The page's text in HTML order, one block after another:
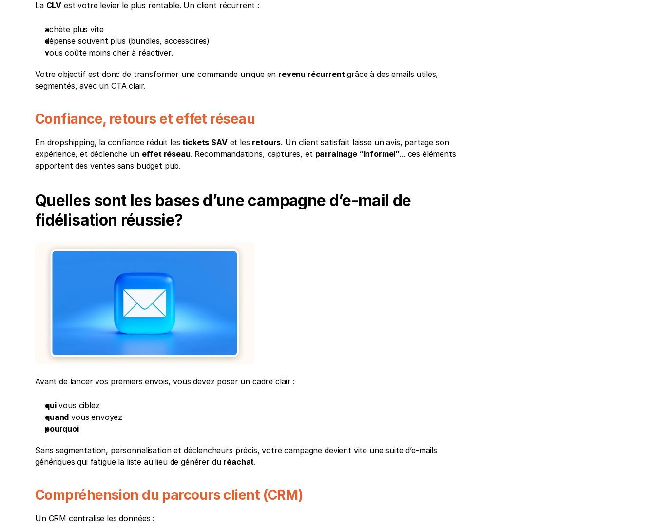
La CLV est votre levier le plus rentable. Un client récurrent :
achète plus vite
dépense souvent plus (bundles, accessoires)
vous coûte moins cher à réactiver.
Votre objectif est donc de transformer une commande unique en revenu récurrent grâce à des emails utiles,
segmentés, avec un CTA clair.
Confiance, retours et effet réseau
En dropshipping, la confiance réduit les tickets SAV et les retours. Un client satisfait laisse un avis, partage son
expérience, et déclenche un effet réseau. Recommandations, captures, et parrainage “informel”... ces éléments
apportent des ventes sans budget pub.
Quelles sont les bases d’une campagne d’e-mail de
fidélisation réussie?
Avant de lancer vos premiers envois, vous devez poser un cadre clair :
qui vous ciblez
quand vous envoyez
pourquoi
Sans segmentation, personnalisation et déclencheurs précis, votre campagne devient vite une suite d’e-mails
génériques qui fatigue la liste au lieu de générer du réachat.
Compréhension du parcours client (CRM)
Un CRM centralise les données :